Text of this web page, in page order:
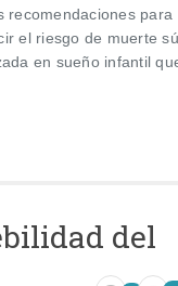
recomendaciones para
el riesgo de muerte
en sueño infantil
del